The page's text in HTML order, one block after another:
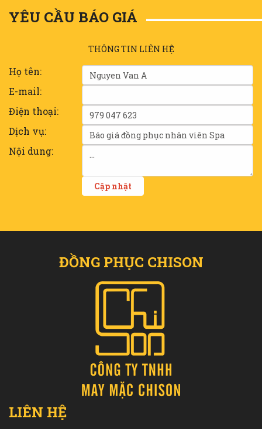
YÊU CẦU BÁO GIÁ
THÔNG TIN LIÊN HỆ
Họ tên:
E-mail:
Điện thoại:
Dịch vụ:
Nội dung:
ĐỒNG PHỤC CHISON
LIÊN HỆ